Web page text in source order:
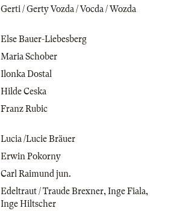
Gerti / Gerty Vozda / Vocda / Wozda
Else Bauer-Liebesberg
Maria Schober
Ilonka Dostal
Hilde Ceska
Franz Rubic
Lucia /Lucie Bräuer
Erwin Pokorny
Carl Raimund jun.
Edeltraut / Traude Brexner, Inge Fiala,
Inge Hiltscher